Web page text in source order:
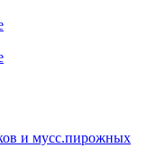
и мусс.пирожных